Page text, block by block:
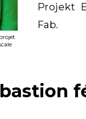
Projekt
Fab.